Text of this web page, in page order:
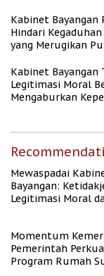
Kabinet Bayangan
Hindari
yang Merugikan
Kabinet Bayangan
Legitimasi Moral
Mengaburkan
Mewaspadai
Bayangan:
Legitimasi Moral
Momentum
Pemerintah
Program Rumah